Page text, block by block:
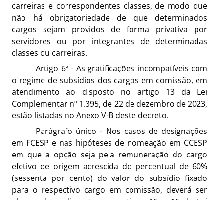
carreiras e correspondentes classes, de modo que
não há obrigatoriedade de que determinados
cargos sejam providos de forma privativa por
servidores ou por integrantes de determinadas
classes ou carreiras.
Artigo 6º - As gratificações incompatíveis com
o regime de subsídios dos cargos em comissão, em
atendimento ao disposto no artigo 13 da Lei
Complementar nº 1.395, de 22 de dezembro de 2023,
estão listadas no Anexo V-B deste decreto.
Parágrafo único - Nos casos de designações
em FCESP e nas hipóteses de nomeação em CCESP
em que a opção seja pela remuneração do cargo
efetivo de origem acrescida do percentual de 60%
(sessenta por cento) do valor do subsídio fixado
para o respectivo cargo em comissão, deverá ser